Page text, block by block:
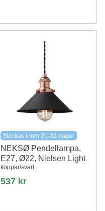
Skickas inom 20-22 dagar
NEKSØ Pendellampa,
E27, Ø22, Nielsen Light
koppar/svart
537 kr